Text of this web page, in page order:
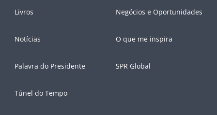
Livros Negócios e Oportunidades
Notícias O que me inspira
Palavra do Presidente SPR Global
Túnel do Tempo